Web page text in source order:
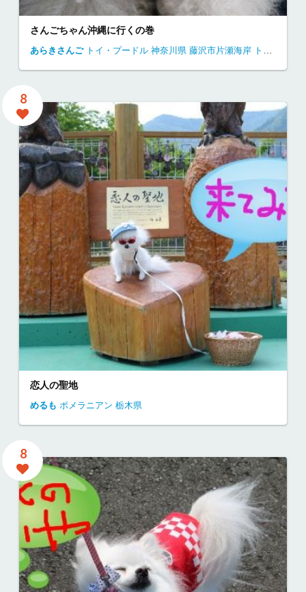
さんごちゃん沖縄に行くの巻
あらきさんご トイ・プードル 神奈川県 藤沢市片瀬海岸 トイプードル 江ノ島
8
恋人の聖地
めるも ポメラニアン 栃木県
8